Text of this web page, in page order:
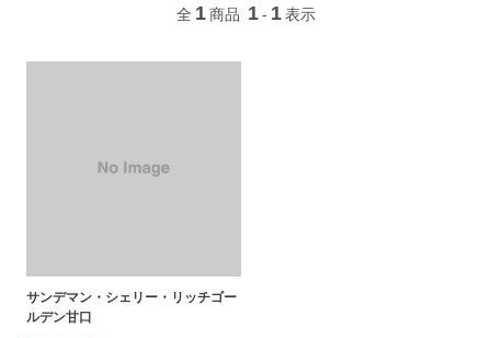
全 1 商品 1 - 1 表示
サンデマン・シェリー・リッチゴー
ルデン甘口